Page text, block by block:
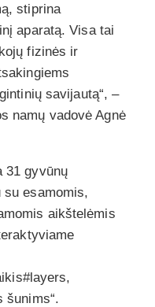
stiprina
aparatą. Visa tai
fizinės ir
savijautą“, –
namų vadovė Agnė
31 gyvūnų
esamomis,
aikštelėmis
šunims“.